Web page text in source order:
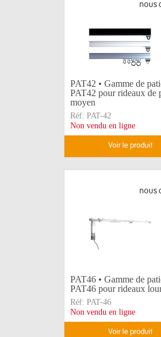
nous
PAT42 • Gamme de
PAT42 pour rideaux de
moyen
Réf: PAT-42
Non vendu en ligne
voir le produit
nous
PAT46 • Gamme de
PAT46 pour rideaux
Réf: PAT-46
Non vendu en ligne
voir le produit